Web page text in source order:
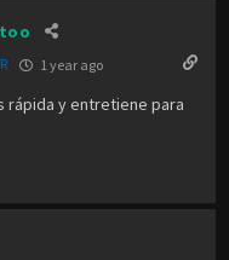
1 year ago
rápida y entretiene para